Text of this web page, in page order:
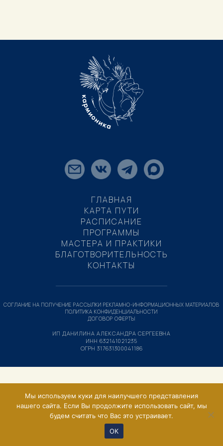
ГЛАВНАЯ
КАРТА ПУТИ
РАСПИСАНИЕ
ПРОГРАММЫ
МАСТЕРА И ПРАКТИКИ
БЛАГОТВОРИТЕЛЬНОСТЬ
КОНТАКТЫ
ИП ДАНИЛИНА АЛЕКСАНДРА СЕРГЕЕВНА
ИНН 632141021235
ОГРН 317631300041186
СОГЛАНИЕ НА ПОЛУЧЕНИЕ РАССЫЛКИ РЕКЛАМНО-ИНФОРМАЦИОННЫХ МАТЕРИАЛОВ
ПОЛИТИКА КОНФИДЕНЦИАЛЬНОСТИ
ДОГОВОР ОФЕРТЫ
Мы используем куки для наилучшего представления
нашего сайта. Если Вы продолжите использовать сайт, мы
будем считать что Вас это устраивает.
ОК